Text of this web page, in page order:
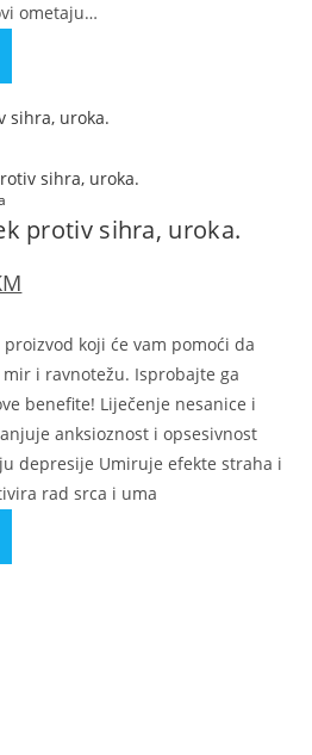
ometaju…
protiv sihra, uroka.
koji će vam pomoći da
i ravnotežu. Isprobajte ga
benefite! Liječenje nesanice i
anksioznost i opsesivnost
depresije Umiruje efekte straha i
rad srca i uma